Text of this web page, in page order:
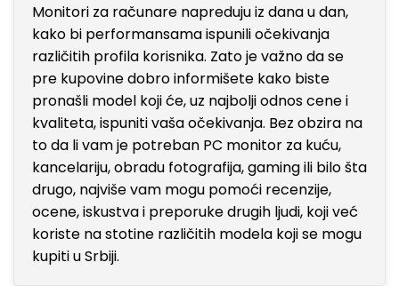
Monitori za računare napreduju iz dana u dan,
kako bi performansama ispunili očekivanja
različitih profila korisnika. Zato je važno da se
pre kupovine dobro informišete kako biste
pronašli model koji će, uz najbolji odnos cene i
kvaliteta, ispuniti vaša očekivanja. Bez obzira na
to da li vam je potreban PC monitor za kuću,
kancelariju, obradu fotografija, gaming ili bilo šta
drugo, najviše vam mogu pomoći recenzije,
ocene, iskustva i preporuke drugih ljudi, koji već
koriste na stotine različitih modela koji se mogu
kupiti u Srbiji.